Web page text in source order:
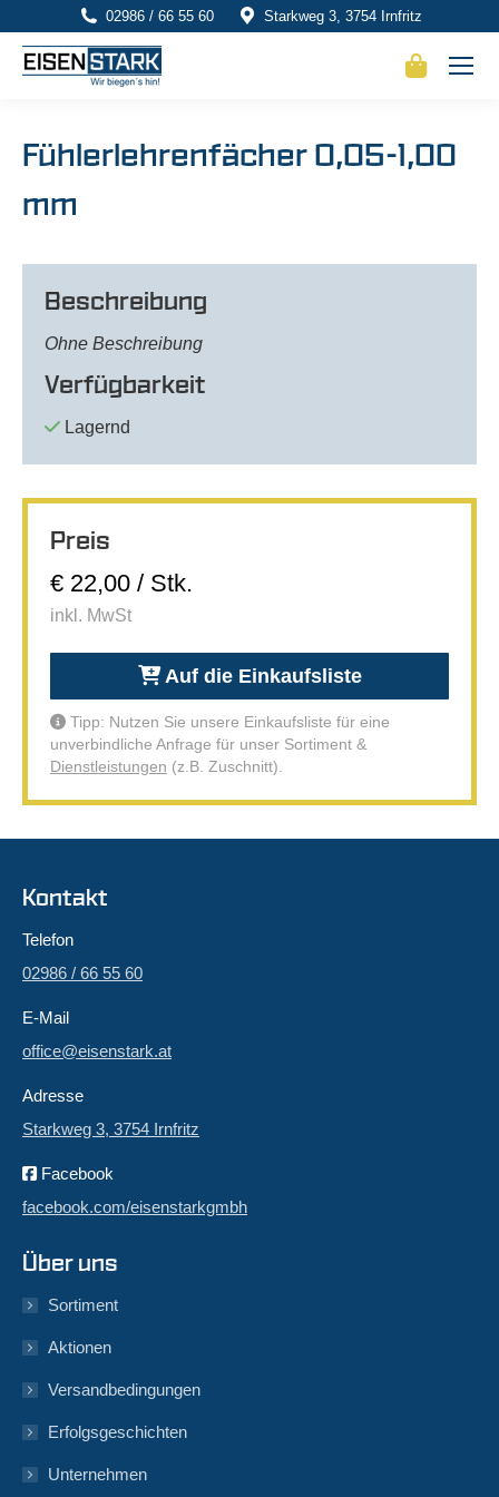
02986 / 66 55 60 Starkweg 3, 3754 Irnfritz
Fühlerlehrenfächer 0,05-1,00
mm
Beschreibung
Ohne Beschreibung
Verfügbarkeit
Lagernd
Preis
€ 22,00 / Stk.
inkl. MwSt
Auf die Einkaufsliste
Tipp: Nutzen Sie unsere Einkaufsliste für eine
unverbindliche Anfrage für unser Sortiment &
Dienstleistungen (z.B. Zuschnitt).
Kontakt
Telefon
02986 / 66 55 60
E-Mail
office@eisenstark.at
Adresse
Starkweg 3, 3754 Irnfritz
Facebook
facebook.com/eisenstarkgmbh
Über uns
Sortiment
Aktionen
Versandbedingungen
Erfolgsgeschichten
Unternehmen